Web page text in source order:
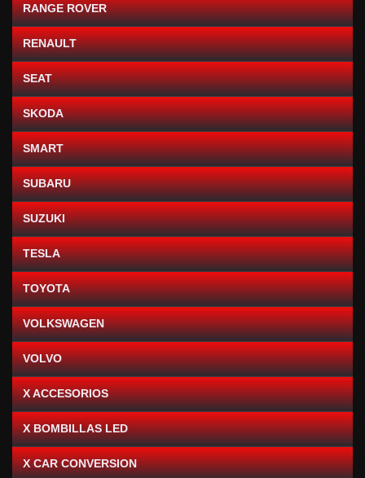
RANGE ROVER
RENAULT
SEAT
SKODA
SMART
SUBARU
SUZUKI
TESLA
TOYOTA
VOLKSWAGEN
VOLVO
X ACCESORIOS
X BOMBILLAS LED
X CAR CONVERSION